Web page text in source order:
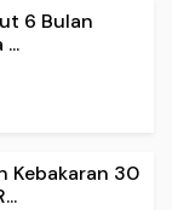
6 Bulan
Kebakaran 30